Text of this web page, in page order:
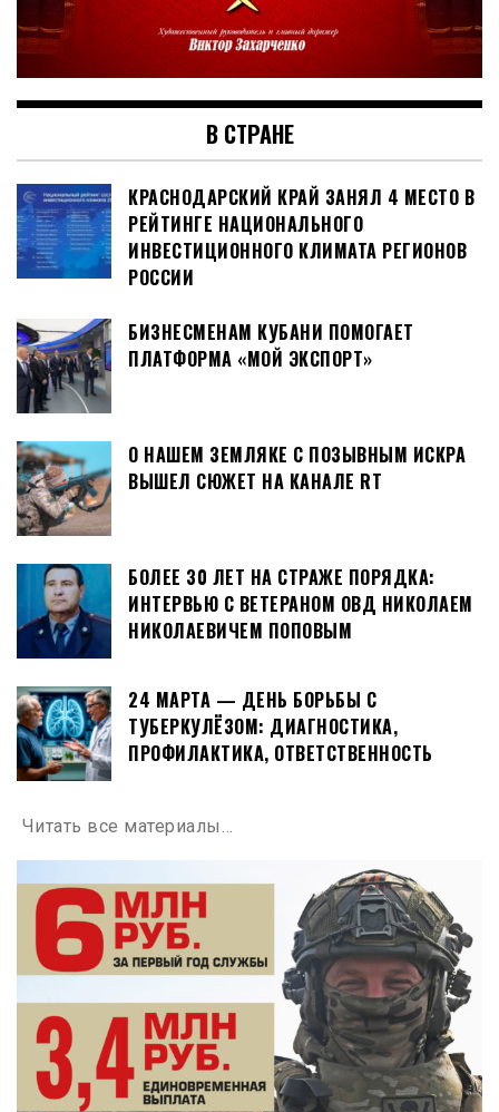
В СТРАНЕ
КРАСНОДАРСКИЙ КРАЙ ЗАНЯЛ 4 МЕСТО В
РЕЙТИНГЕ НАЦИОНАЛЬНОГО
ИНВЕСТИЦИОННОГО КЛИМАТА РЕГИОНОВ
РОССИИ
БИЗНЕСМЕНАМ КУБАНИ ПОМОГАЕТ
ПЛАТФОРМА «МОЙ ЭКСПОРТ»
О НАШЕМ ЗЕМЛЯКЕ С ПОЗЫВНЫМ ИСКРА
ВЫШЕЛ СЮЖЕТ НА КАНАЛЕ RT
БОЛЕЕ 30 ЛЕТ НА СТРАЖЕ ПОРЯДКА:
ИНТЕРВЬЮ С ВЕТЕРАНОМ ОВД НИКОЛАЕМ
НИКОЛАЕВИЧЕМ ПОПОВЫМ
24 МАРТА — ДЕНЬ БОРЬБЫ С
ТУБЕРКУЛЁЗОМ: ДИАГНОСТИКА,
ПРОФИЛАКТИКА, ОТВЕТСТВЕННОСТЬ
Читать все материалы…